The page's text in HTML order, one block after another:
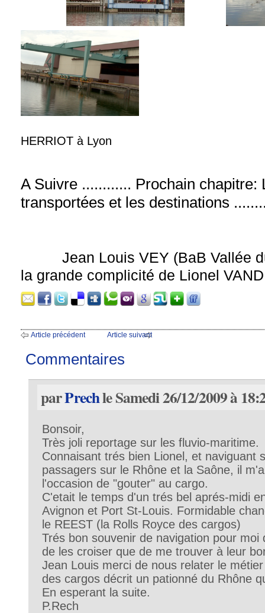
HERRIOT à Lyon
A Suivre ............ Prochain chapitre:
transportées et les destinations
Jean Louis VEY (BaB Vallée
la grande complicité de Lionel
Article précédent Article suivant
Commentaires
parPrechle Samedi 26/12/2009 à
Bonsoir,
Très joli reportage sur les fluvio-maritime.
Connaisant trés bien Lionel, et naviguant
passagers sur le Rhône et la Saône, il
l'occasion de "gouter" au cargo.
C'etait le temps d'un trés bel aprés-midi
Avignon et Port St-Louis. Formidable
le REEST (la Rolls Royce des cargos)
Trés bon souvenir de navigation pour moi
de les croiser que de me trouver à leur
Jean Louis merci de nous relater le
des cargos décrit un pationné du Rhône
En esperant la suite.
P.Rech